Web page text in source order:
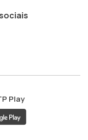
ao
Play